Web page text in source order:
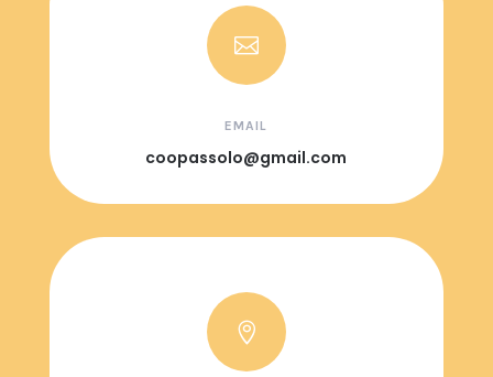

EMAIL
coopassolo@gmail.com
